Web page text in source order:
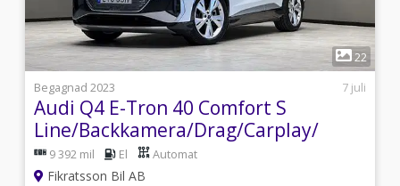
1
22
Begagnad 2023
7 juli
Audi Q4 E-Tron 40 Comfort S
Line/Backkamera/Drag/Carplay/
9 392 mil El Automat
Fikratsson Bil AB